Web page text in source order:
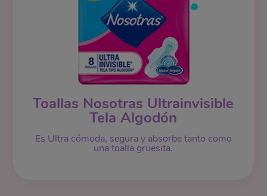
Toallas Nosotras Ultrainvisible
Tela Algodón
Es Ultra cómoda, segura y absorbe tanto como
una toalla gruesita.